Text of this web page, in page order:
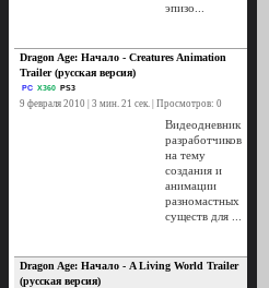
эпизо...
Dragon Age: Начало - Creatures Animation
Trailer (русская версия)
PC X360 PS3
9 февраля 2010 | 3 мин. 21 сек. | Просмотров: 0
Видеодневник
разработчиков
на тему
создания и
анимации
разномастных
существ для ...
Dragon Age: Начало - A Living World Trailer
(русская версия)